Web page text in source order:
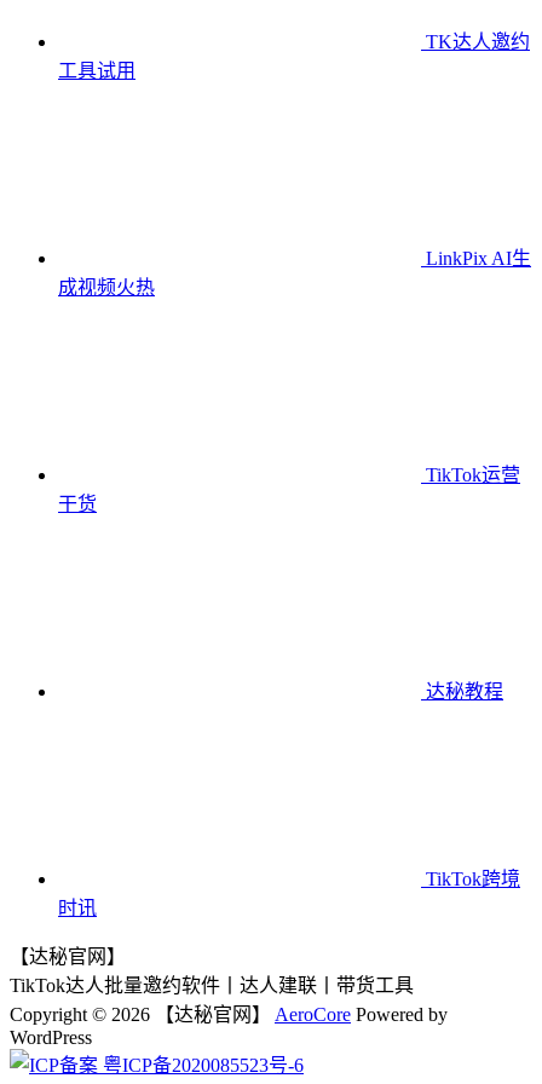
TK达人邀约
工具试用
LinkPix AI生
成视频火热
TikTok运营
干货
达秘教程
TikTok跨境
时讯
【达秘官网】
TikTok达人批量邀约软件丨达人建联丨带货工具
Copyright © 2026 【达秘官网】 AeroCore Powered by
WordPress
粤ICP备2020085523号-6